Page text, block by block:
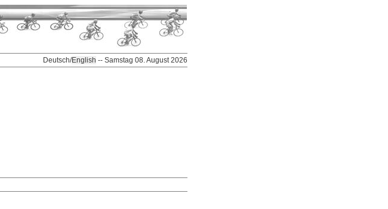
Deutsch/English -- Samstag 08. August 2026